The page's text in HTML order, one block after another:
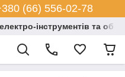
(66) 556-02-78
інструментів та